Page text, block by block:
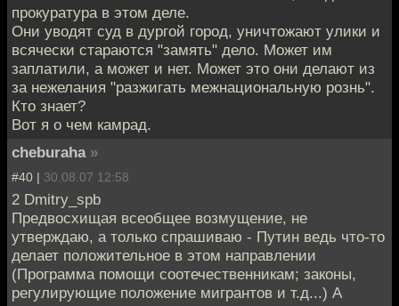
прокуратура в этом деле.
Они уводят суд в дургой город, уничтожают улики и
всячески стараются "замять" дело. Может им
заплатили, а может и нет. Может это они делают из
за нежелания "разжигать межнациональную рознь".
Кто знает?
Вот я о чем камрад.
cheburaha »
#40 | 30.08.07 12:58
2 Dmitry_spb
Предвосхищая всеобщее возмущение, не
утверждаю, а только спрашиваю - Путин ведь что-то
делает положительное в этом направлении
(Программа помощи соотечественникам; законы,
регулирующие положение мигрантов и т.д...) А